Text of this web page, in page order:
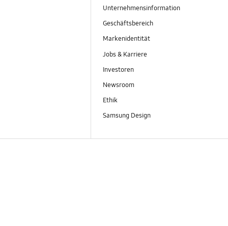
Unternehmensinformation
Geschäftsbereich
Markenidentität
Jobs & Karriere
Investoren
Newsroom
Ethik
Samsung Design